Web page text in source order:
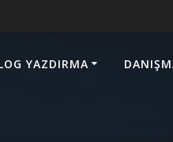
YAZDIRMA